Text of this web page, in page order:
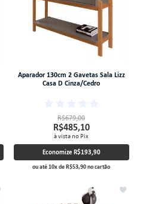
Aparador 130cm 2 Gavetas Sala Lizz
Casa D Cinza/Cedro
R$679,00
R$485,10
à vista no Pix
Economize R$193,90
ou até10xdeR$53,90no cartão